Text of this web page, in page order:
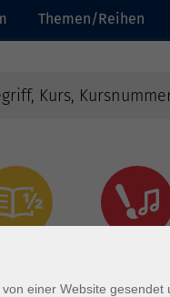
Themen/Reihen
einer Website gesendet